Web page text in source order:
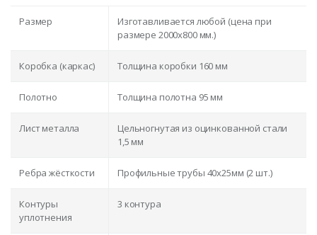
Размер
Изготавливается любой (цена при
размере 2000x800 мм.)
Коробка (каркас) Толщина коробки 160 мм
Полотно Толщина полотна 95 мм
Лист металла
Цельногнутая из оцинкованной стали
1,5 мм
Ребра жёсткости Профильные трубы 40х25мм (2 шт.)
Контуры
уплотнения
3 контура